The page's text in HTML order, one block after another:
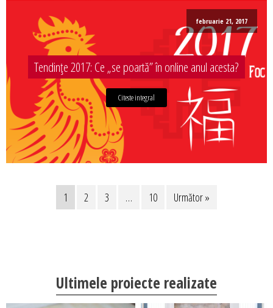
februarie 21, 2017
Tendințe 2017: Ce „se poartă” în online anul acesta?
Citeste integral
1 2 3 … 10 Următor »
Ultimele proiecte realizate